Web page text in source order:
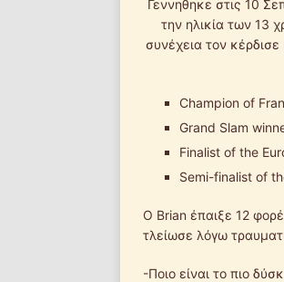
Γεννηθηκε στις 10
την ηλικία των 13
συνέχεια τον
Champion of
Grand Slam
Finalist of the
Semi-finalist of
Ο Brian έπαιξε 12
τλείωσε λόγω
-Ποιο είναι το πιο